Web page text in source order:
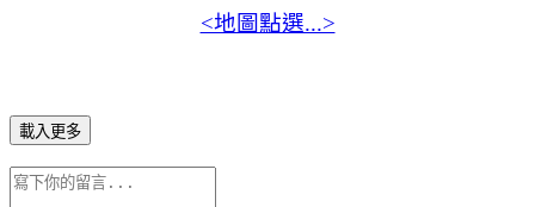
<地圖點選...>
載入更多